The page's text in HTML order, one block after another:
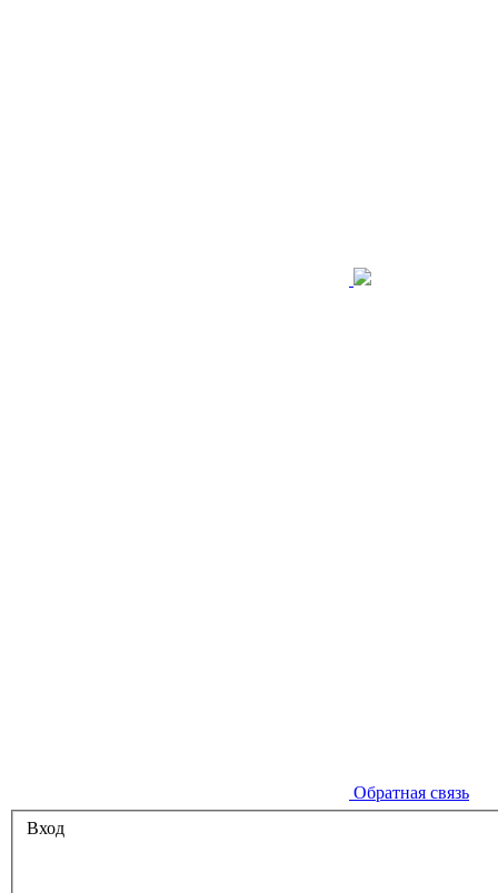
Обратная связь
Вход